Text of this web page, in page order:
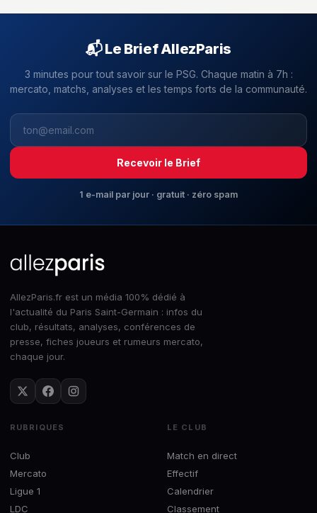
📬 Le Brief AllezParis
3 minutes pour tout savoir sur le PSG. Chaque matin à 7h :
mercato, matchs, analyses et les temps forts de la communauté.
Recevoir le Brief
1 e-mail par jour · gratuit · zéro spam
AllezParis.fr est un média 100% dédié à
l'actualité du Paris Saint-Germain : infos du
club, résultats, analyses, conférences de
presse, fiches joueurs et rumeurs mercato,
chaque jour.
RUBRIQUES
Club
Mercato
Ligue 1
LDC
LE CLUB
Match en direct
Effectif
Calendrier
Classement